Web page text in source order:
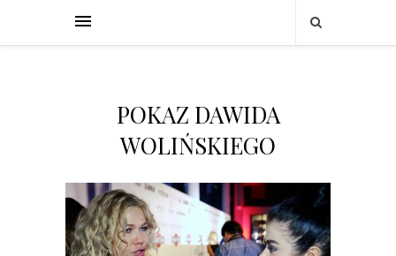
POKAZ DAWIDA
WOLIŃSKIEGO